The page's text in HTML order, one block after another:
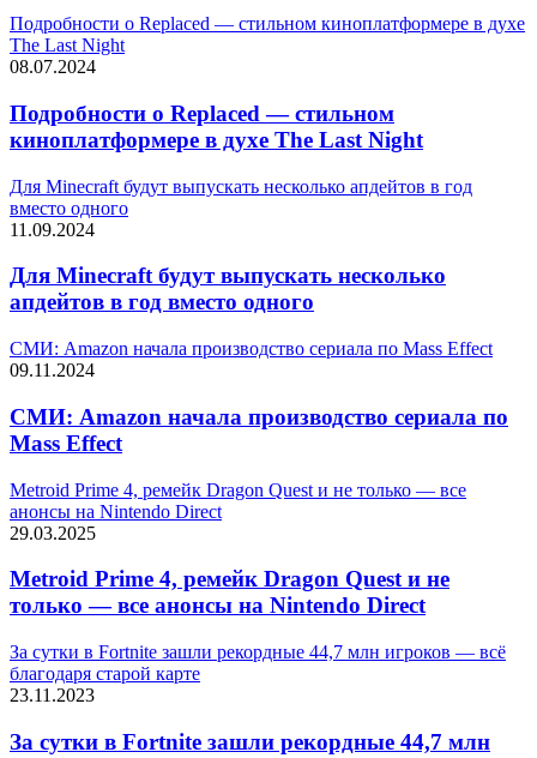
Подробности о Replaced — стильном киноплатформере в духе
The Last Night
08.07.2024
Подробности о Replaced — стильном
киноплатформере в духе The Last Night
Для Minecraft будут выпускать несколько апдейтов в год
вместо одного
11.09.2024
Для Minecraft будут выпускать несколько
апдейтов в год вместо одного
СМИ: Amazon начала производство сериала по Mass Effect
09.11.2024
СМИ: Amazon начала производство сериала по
Mass Effect
Metroid Prime 4, ремейк Dragon Quest и не только — все
анонсы на Nintendo Direct
29.03.2025
Metroid Prime 4, ремейк Dragon Quest и не
только — все анонсы на Nintendo Direct
За сутки в Fortnite зашли рекордные 44,7 млн игроков — всё
благодаря старой карте
23.11.2023
За сутки в Fortnite зашли рекордные 44,7 млн